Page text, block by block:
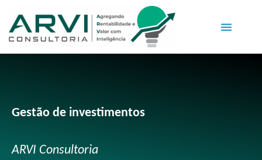
Gestão de investimentos
ARVI Consultoria